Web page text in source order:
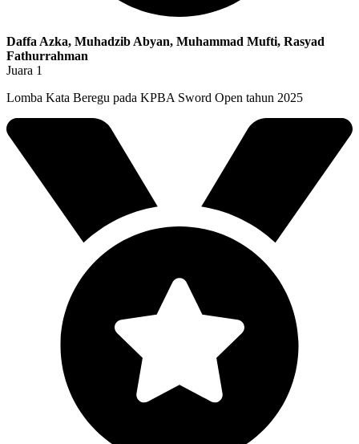
Daffa Azka, Muhadzib Abyan, Muhammad Mufti, Rasyad
Fathurrahman
Juara 1
Lomba Kata Beregu pada KPBA Sword Open tahun 2025